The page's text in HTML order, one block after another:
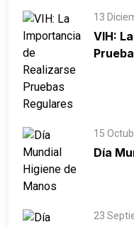
13
VIH:
15
Día
23